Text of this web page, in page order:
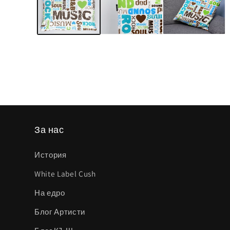
модален
елемент
За нас
История
White Label Cush
На едро
Блог Артисти